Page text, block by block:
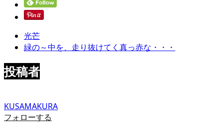
光芒
緑の～中を、走り抜けてく真っ赤な・・・
投稿者
KUSAMAKURA
フォローする